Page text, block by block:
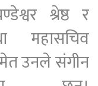
श्रेष्ठ र
महासचिव
उनले संगीन